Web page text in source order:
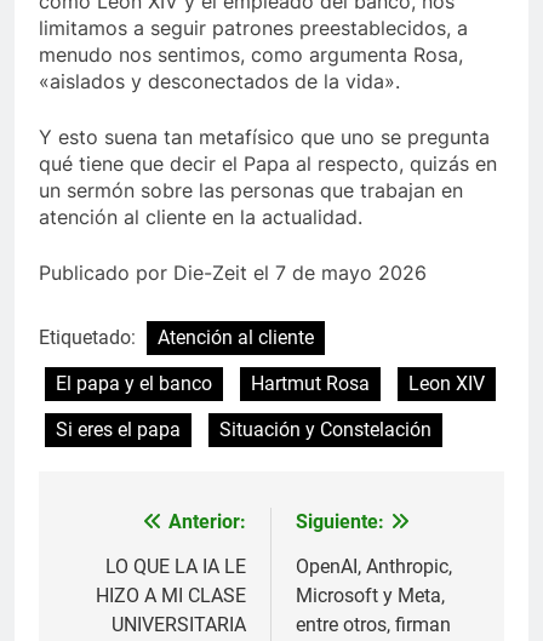
limitamos a seguir patrones preestablecidos, a
menudo nos sentimos, como argumenta Rosa,
«aislados y desconectados de la vida».
Y esto suena tan metafísico que uno se pregunta
qué tiene que decir el Papa al respecto, quizás en
un sermón sobre las personas que trabajan en
atención al cliente en la actualidad.
Publicado por Die-Zeit el 7 de mayo 2026
Etiquetado:
Atención al cliente
El papa y el banco
Hartmut Rosa
Leon XIV
Si eres el papa
Situación y Constelación
Navegación
entradas
Anterior:
LO QUE LA IA LE
HIZO A MI CLASE
UNIVERSITARIA
Siguiente:
OpenAI, Anthropic,
Microsoft y Meta,
entre otros, firman